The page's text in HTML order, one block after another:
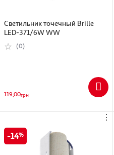
Светильник точечный Brille
LED-371/6W WW
(0)
119,00грн
⋮
14